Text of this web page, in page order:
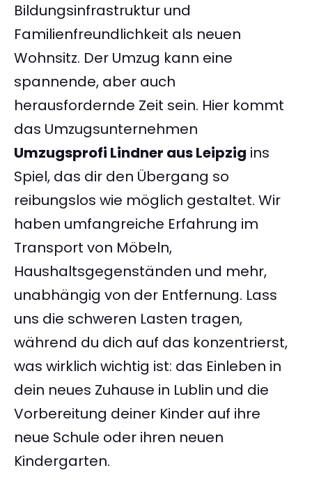
Bildungsinfrastruktur und
Familienfreundlichkeit als neuen
Wohnsitz. Der Umzug kann eine
spannende, aber auch
herausfordernde Zeit sein. Hier kommt
das Umzugsunternehmen
Umzugsprofi Lindner aus Leipzig ins
Spiel, das dir den Übergang so
reibungslos wie möglich gestaltet. Wir
haben umfangreiche Erfahrung im
Transport von Möbeln,
Haushaltsgegenständen und mehr,
unabhängig von der Entfernung. Lass
uns die schweren Lasten tragen,
während du dich auf das konzentrierst,
was wirklich wichtig ist: das Einleben in
dein neues Zuhause in Lublin und die
Vorbereitung deiner Kinder auf ihre
neue Schule oder ihren neuen
Kindergarten.